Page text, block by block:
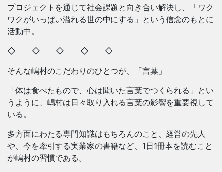
プロジェクトを通じて社会課題と向き合い解決し、「ワク
ワクがいっぱい溢れる世の中にする」という信念のもとに
活動中。
◇ ◇ ◇ ◇ ◇
そんな嶋村のこだわりのひとつが、「言葉」
「体は食べたもので、心は聞いた言葉でつくられる」とい
うように、嶋村は日々取り入れる言葉の影響を重要視して
いる。
多方面にわたる専門知識はもちろんのこと、経営の先人
や、今を牽引する実業家の書籍など、1日1冊本を読むこと
が嶋村の習慣である。